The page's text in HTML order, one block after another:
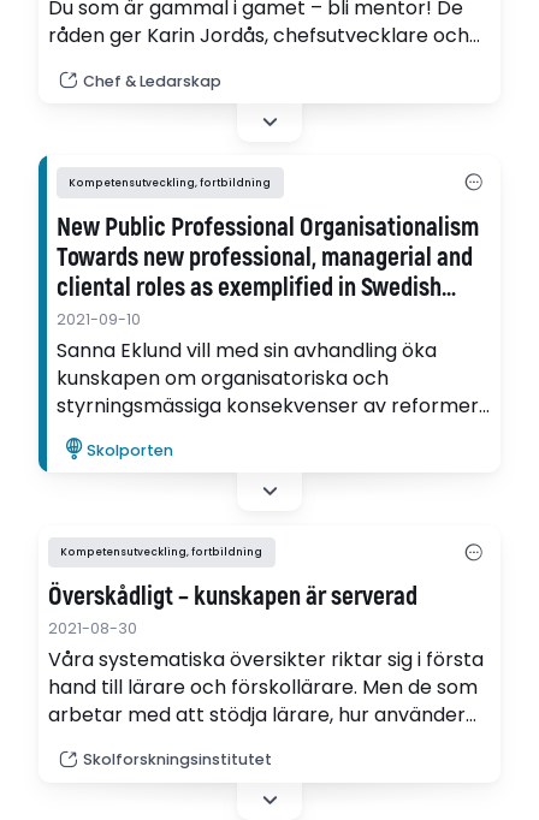
Du som är gammal i gamet – bli mentor! De
råden ger Karin Jordås, chefsutvecklare och
Chef & Ledarskap
Kompetensutveckling, fortbildning
New Public Professional Organisationalism
Towards new professional, managerial and
cliental roles as exemplified in Swedish
schools
2021-09-10
Sanna Eklund vill med sin avhandling öka
kunskapen om organisatoriska och
styrningsmässiga konsekvenser av reformer
inom skolan som har som mål att stärka
lärarprofessionen.
Skolporten
Kompetensutveckling, fortbildning
Överskådligt – kunskapen är serverad
2021-08-30
Våra systematiska översikter riktar sig i första
hand till lärare och förskollärare. Men de som
arbetar med att stödja lärare, hur använder
Skolforskningsinstitutet